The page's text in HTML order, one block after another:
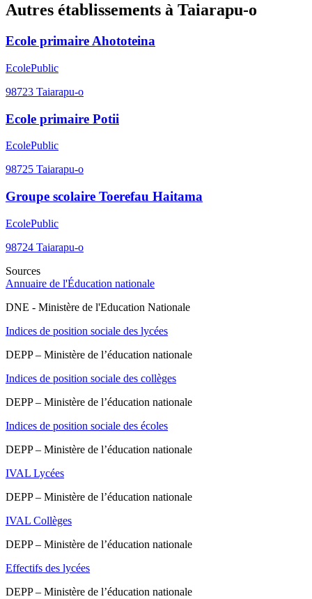
Autres établissements à Taiarapu-o
Ecole primaire Ahototeina
EcolePublic
98723 Taiarapu-o
Ecole primaire Potii
EcolePublic
98725 Taiarapu-o
Groupe scolaire Toerefau Haitama
EcolePublic
98724 Taiarapu-o
Sources
Annuaire de l'Éducation nationale
DNE - Ministère de l'Education Nationale
Indices de position sociale des lycées
DEPP – Ministère de l’éducation nationale
Indices de position sociale des collèges
DEPP – Ministère de l’éducation nationale
Indices de position sociale des écoles
DEPP – Ministère de l’éducation nationale
IVAL Lycées
DEPP – Ministère de l’éducation nationale
IVAL Collèges
DEPP – Ministère de l’éducation nationale
Effectifs des lycées
DEPP – Ministère de l’éducation nationale